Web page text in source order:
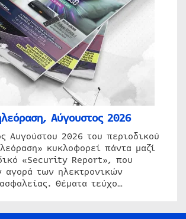
Αύγουστος 2026
Αυγούστου 2026 του περιοδικού
κυκλοφορεί πάντα μαζί
«Security Report», που
αγορά των ηλεκτρονικών
Θέματα τεύχο…